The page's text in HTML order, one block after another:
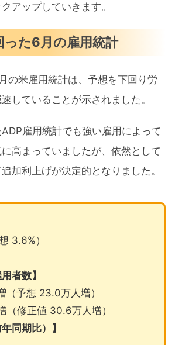
アップしていきます。
った6月の雇用統計
の米雇用統計は、予想を下回り労
していることが示されました。
雇用統計でも強い雇用によって
高まっていましたが、依然として
加利上げが決定的となりました。
3.6%）
者数】
予想 23.0万人増）
（修正値 30.6万人増）
同期比）】